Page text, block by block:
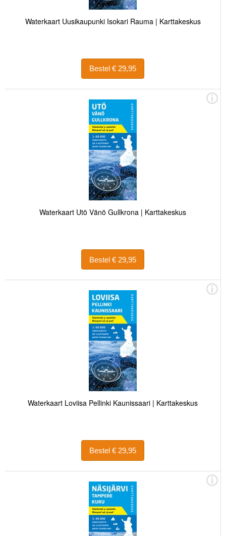
Waterkaart Uusikaupunki Isokari Rauma | Karttakeskus
Bestel € 29,95
Waterkaart Utö Vänö Gullkrona | Karttakeskus
Bestel € 29,95
Waterkaart Loviisa Pellinki Kaunissaari | Karttakeskus
Bestel € 29,95